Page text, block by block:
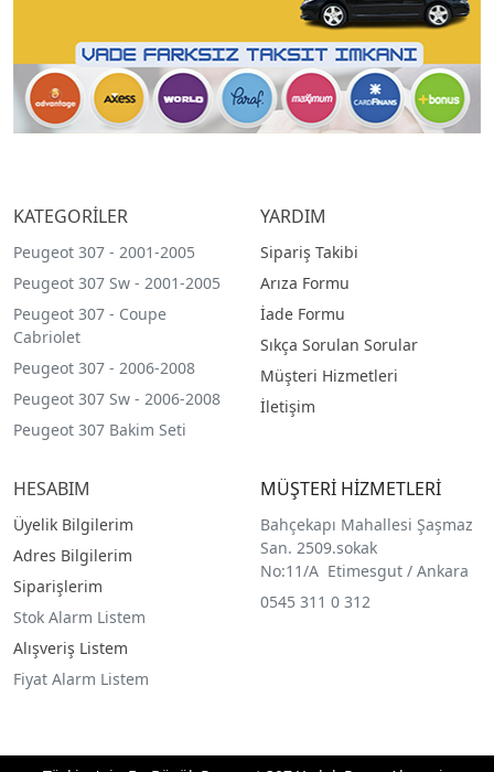
KATEGORİLER
Peugeot 307 - 2001-2005
Peugeot 307 Sw - 2001-2005
Peugeot 307 - Coupe
Cabriolet
Peugeot 307 - 2006-2008
Peugeot 307 Sw - 2006-2008
Peugeot 307 Bakim Seti
YARDIM
Sipariş Takibi
Arıza Formu
İade Formu
Sıkça Sorulan Sorular
Müşteri Hizmetleri
İletişim
HESABIM
Üyelik Bilgilerim
Adres Bilgilerim
Siparişlerim
Stok Alarm Listem
Alışveriş Listem
Fiyat Alarm Listem
MÜŞTERİ HİZMETLERİ
Bahçekapı Mahallesi Şaşmaz
San. 2509.sokak
No:11/A Etimesgut / Ankara
0545 311 0 312